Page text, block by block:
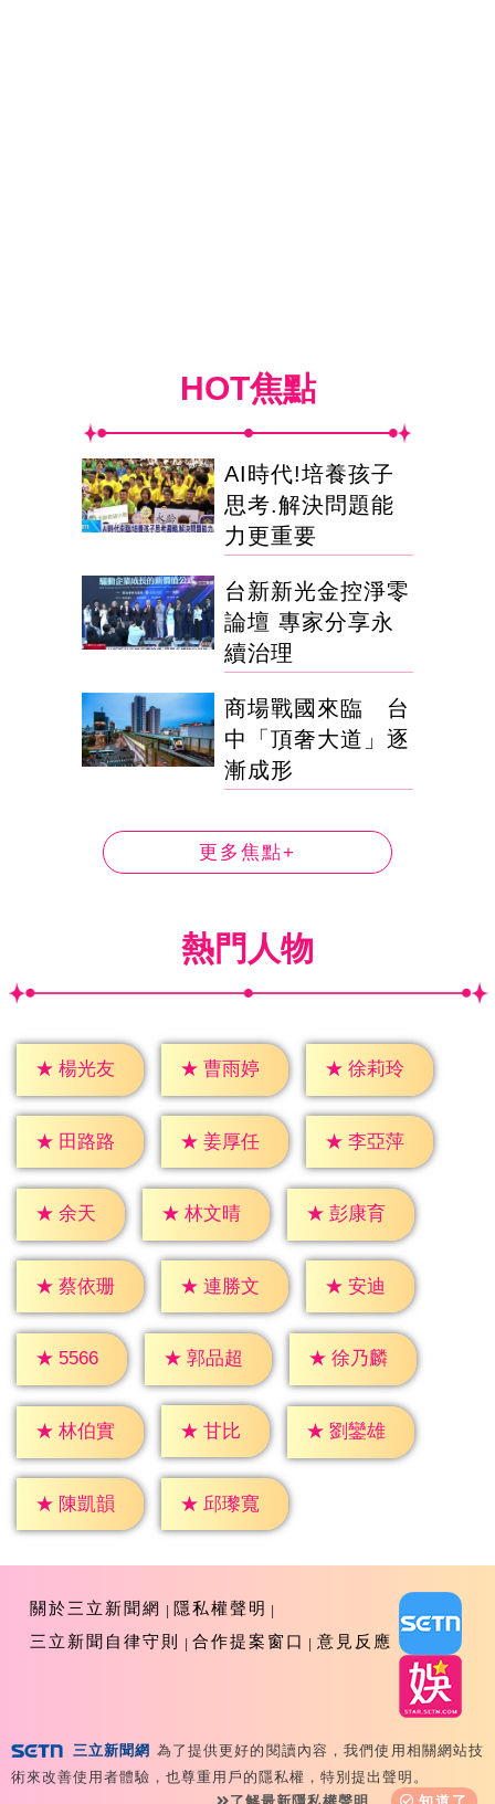
HOT焦點
AI時代!培養孩子
思考.解決問題能
力更重要
台新新光金控淨零
論壇 專家分享永
續治理
商場戰國來臨 台
中「頂奢大道」逐
漸成形
更多焦點+
熱門人物
★ 楊光友 ★ 曹雨婷 ★ 徐莉玲
★ 田路路 ★ 姜厚任 ★ 李亞萍
★ 余天 ★ 林文晴 ★ 彭康育
★ 蔡依珊 ★ 連勝文 ★ 安迪
★ 5566 ★ 郭品超 ★ 徐乃麟
★ 林伯實 ★ 甘比 ★ 劉鑾雄
★ 陳凱韻 ★ 邱瓈寬
關於三立新聞網
隱私權聲明
三立新聞自律守則
合作提案窗口 意見反應
Copyright ©2026 Sanlih E-Television All Rights
Reserved 版權所有 盜用必究 台北市內湖區舊宗路一段159
三立新聞網 為了提供更好的閱讀內容，我們使用相關網站技
術來改善使用者體驗，也尊重用戶的隱私權，特別提出聲明。